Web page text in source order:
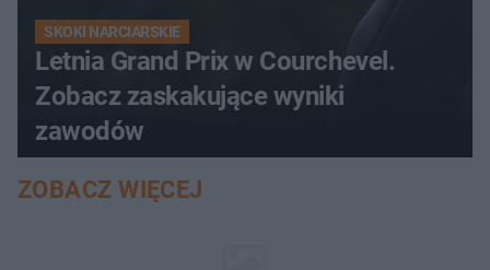
SKOKI NARCIARSKIE
Letnia Grand Prix w Courchevel.
Zobacz zaskakujące wyniki
zawodów
ZOBACZ WIĘCEJ